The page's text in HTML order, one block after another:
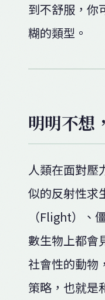
到不舒服，你
糊的類型。
明明不想
人類在面對壓
似的反射性求
（Flight）、
數生物上都會
社會性的動物
策略，也就是